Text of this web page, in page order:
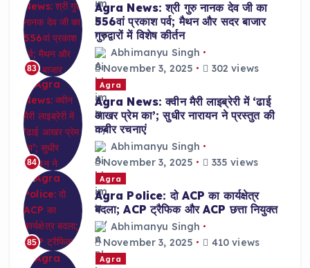
83
Agra News: श्री गुरु नानक देव जी का
556वां प्रकाश पर्व; मैथन और सदर बाजार
गुरुद्वारों में विशेष कीर्तन
Abhimanyu Singh
November 3, 2025
302 views
84
Agra
Agra News: क्वीन मैरी लाइब्रेरी में ‘ढाई
आखर प्रेम का’; सुधीर नारायन ने प्रस्तुत की
कबीर रचनाएं
Abhimanyu Singh
November 3, 2025
335 views
85
Agra
Agra Police: दो ACP का कार्यक्षेत्र
बदला; ACP ट्रैफिक और ACP छत्ता नियुक्त
Abhimanyu Singh
November 3, 2025
410 views
Agra